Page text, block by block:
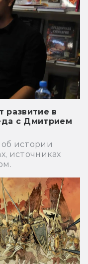
развитие в
с Дмитрием
об истории
источниках